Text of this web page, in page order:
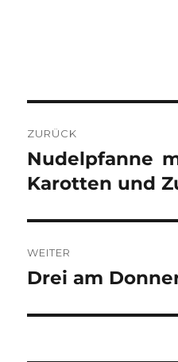
ZURÜCK
Vorheriger
Beitrag:
Nudelpfanne
Karotten und
WEITER
Nächster
Drei am